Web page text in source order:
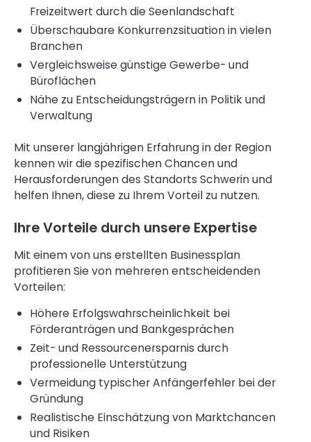
Freizeitwert durch die Seenlandschaft
Überschaubare Konkurrenzsituation in vielen
Branchen
Vergleichsweise günstige Gewerbe- und
Büroflächen
Nähe zu Entscheidungsträgern in Politik und
Verwaltung
Mit unserer langjährigen Erfahrung in der Region
kennen wir die spezifischen Chancen und
Herausforderungen des Standorts Schwerin und
helfen Ihnen, diese zu Ihrem Vorteil zu nutzen.
Ihre Vorteile durch unsere Expertise
Mit einem von uns erstellten Businessplan
profitieren Sie von mehreren entscheidenden
Vorteilen:
Höhere Erfolgswahrscheinlichkeit bei
Förderanträgen und Bankgesprächen
Zeit- und Ressourcenersparnis durch
professionelle Unterstützung
Vermeidung typischer Anfängerfehler bei der
Gründung
Realistische Einschätzung von Marktchancen
und Risiken